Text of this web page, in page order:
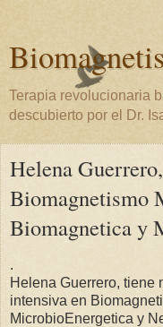
Terapia revolucionaria
descubierto por el Dr.
Helena
Biomagnetismo
Biomagnetica y
.
Helena Guerrero, tiene
intensiva en
MicrobioEnergetica y